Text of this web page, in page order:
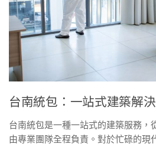
台南統包：一站式建築解
台南統包是一種一站式的建築服務，
由專業團隊全程負責。對於忙碌的現